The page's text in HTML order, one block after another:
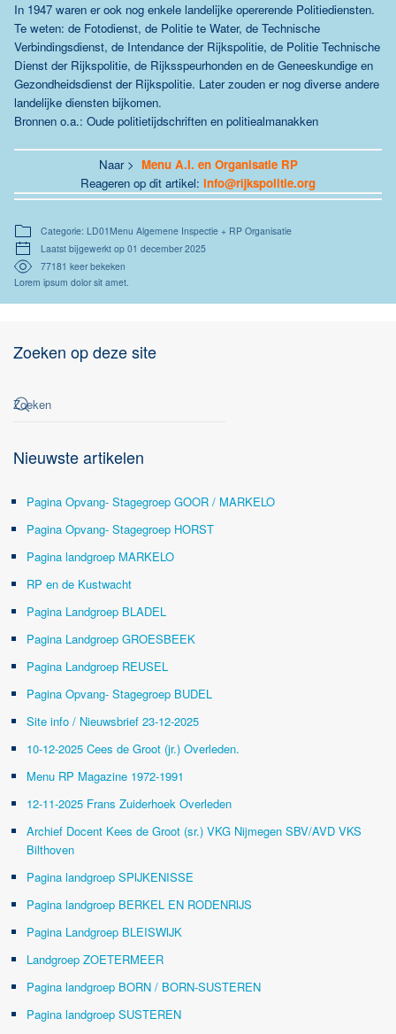
In 1947 waren er ook nog enkele landelijke opererende Politiediensten.
Te weten: de Fotodienst, de Politie te Water, de Technische
Verbindingsdienst, de Intendance der Rijkspolitie, de Politie Technische
Dienst der Rijkspolitie, de Rijksspeurhonden en de Geneeskundige en
Gezondheidsdienst der Rijkspolitie. Later zouden er nog diverse andere
landelijke diensten bijkomen.
Bronnen o.a.: Oude politietijdschriften en politiealmanakken
Naar > Menu A.I. en Organisatie RP
Reageren op dit artikel: info@rijkspolitie.org
Categorie: LD01Menu Algemene Inspectie + RP Organisatie
Laatst bijgewerkt op 01 december 2025
77181 keer bekeken
Lorem ipsum dolor sit amet.
Zoeken op deze site
Nieuwste artikelen
Pagina Opvang- Stagegroep GOOR / MARKELO
Pagina Opvang- Stagegroep HORST
Pagina landgroep MARKELO
RP en de Kustwacht
Pagina Landgroep BLADEL
Pagina Landgroep GROESBEEK
Pagina Landgroep REUSEL
Pagina Opvang- Stagegroep BUDEL
Site info / Nieuwsbrief 23-12-2025
10-12-2025 Cees de Groot (jr.) Overleden.
Menu RP Magazine 1972-1991
12-11-2025 Frans Zuiderhoek Overleden
Archief Docent Kees de Groot (sr.) VKG Nijmegen SBV/AVD VKS
Bilthoven
Pagina landgroep SPIJKENISSE
Pagina landgroep BERKEL EN RODENRIJS
Pagina Landgroep BLEISWIJK
Landgroep ZOETERMEER
Pagina landgroep BORN / BORN-SUSTEREN
Pagina landgroep SUSTEREN